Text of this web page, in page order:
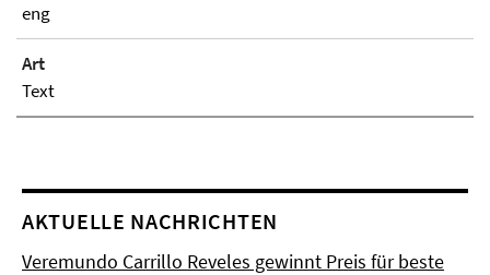
eng
Art
Text
AKTUELLE NACHRICHTEN
Veremundo Carrillo Reveles gewinnt Preis für beste